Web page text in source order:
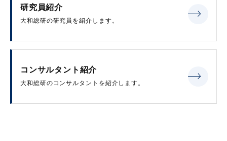
研究員紹介
大和総研の研究員を紹介します。
コンサルタント紹介
大和総研のコンサルタントを紹介します。